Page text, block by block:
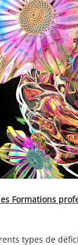
Formations
types de